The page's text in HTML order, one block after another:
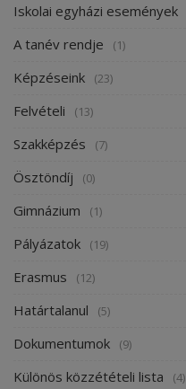
Iskolai egyházi események
A tanév rendje (1)
Képzéseink (23)
Felvételi (13)
Szakképzés (7)
Ösztöndíj (0)
Gimnázium (1)
Pályázatok (19)
Erasmus (12)
Határtalanul (5)
Dokumentumok (9)
Különös közzétételi lista (4)